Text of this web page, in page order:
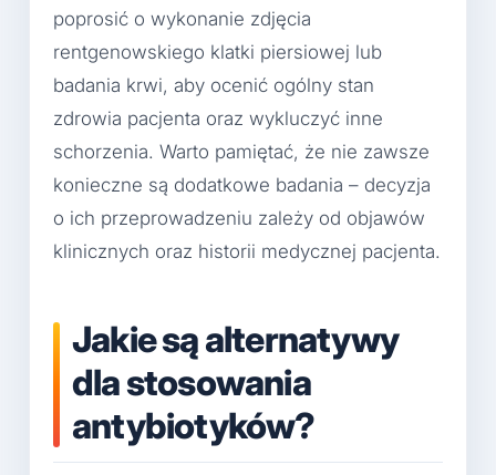
poprosić o wykonanie zdjęcia
rentgenowskiego klatki piersiowej lub
badania krwi, aby ocenić ogólny stan
zdrowia pacjenta oraz wykluczyć inne
schorzenia. Warto pamiętać, że nie zawsze
konieczne są dodatkowe badania – decyzja
o ich przeprowadzeniu zależy od objawów
klinicznych oraz historii medycznej pacjenta.
Jakie są alternatywy
dla stosowania
antybiotyków?